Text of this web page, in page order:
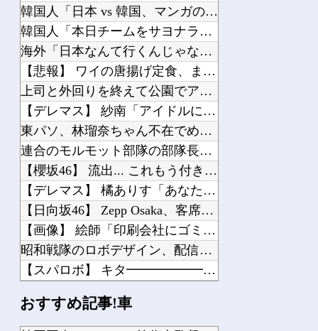
韓国人「日本 vs 韓国、マンガのキャラクターの違い」
韓国人「本日チームをサヨナラ負けさせたイ・ジョンフの守備、ガチでヤバ過ぎる…」→...
海外「日本なんて行くんじゃなかった…」 日本を知ってしまったディズニー信者、帰国...
【悲報】 ワイの唐揚げ定食、まだ来ない
上司と外回りを終えて公園でアイス食ってたら、通りかかった女子大生風の2人連れの1...
【デレマス】 紗南「アイドルに似合うポケモン？」
東パソ、林瑠奈ちゃん不在でめっちゃ巻くｗｗｗ【乃木坂46】
連合のモルモット部隊の部隊長になりました 第45話
【櫻坂46】 流出... これもう付き合ってるだろ
【デレマス】 橘ありす「あなたの瞳には」
【日向坂46】 Zepp Osaka、客席が想像以上にヤバい…
【画像】 絵師「印刷会社にゴミみたい印刷されたから晒すわ」→お前がクレーマーだと...
昭和戦隊のロボデザイン、配信で追って見ると…
【スパロボ】 キタ━━━━━━(゜∀゜)━━━━━━ !!!!!
おすすめ記事!車